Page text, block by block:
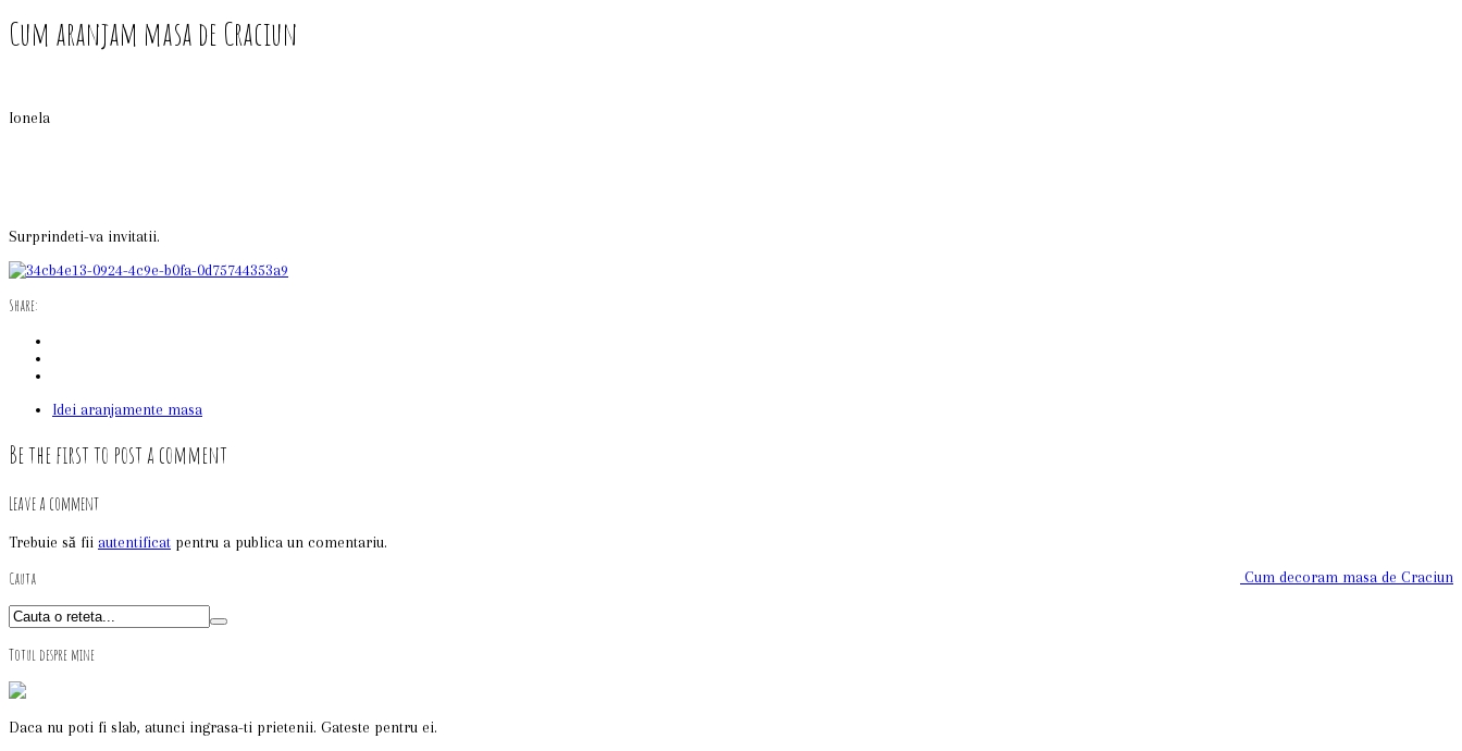
Cum aranjam masa de Craciun
Ionela
Surprindeti-va invitatii.
Share:
Idei aranjamente masa
Be the first to post a comment
Leave a comment
Trebuie să fii autentificat pentru a publica un comentariu.
Cum decoram masa de Craciun
Cauta
Totul despre mine
Daca nu poti fi slab, atunci ingrasa-ti prietenii. Gateste pentru ei.